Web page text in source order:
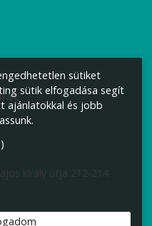
király útja 212-214.
sütiket
sütik elfogadása segít
ajánlatokkal és jobb